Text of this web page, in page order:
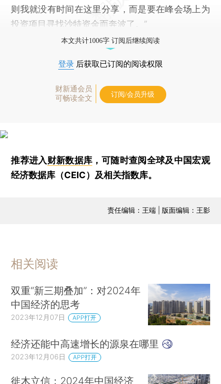
则我就没有时间在这里分享，而是要在峰会场上为
投资项目寻找沙特资金而奔波了。”
本文共计1006字 订阅后继续阅读
登录 后获取已订阅的阅读权限
财新通会员
可畅读全文
订阅/会员升级
推荐进入财新数据库 ，可随时查阅全球及中国宏观
经济数据库（CEIC）及相关指数库。
责任编辑：王端 | 版面编辑：王影
相关阅读
双重“新三期叠加”：对2024年
中国经济的思考
2023年12月07日 APP打开
经济还能中高速增长的源泉在哪里
2023年12月06日 APP打开
徙木立信：2024年中国经济